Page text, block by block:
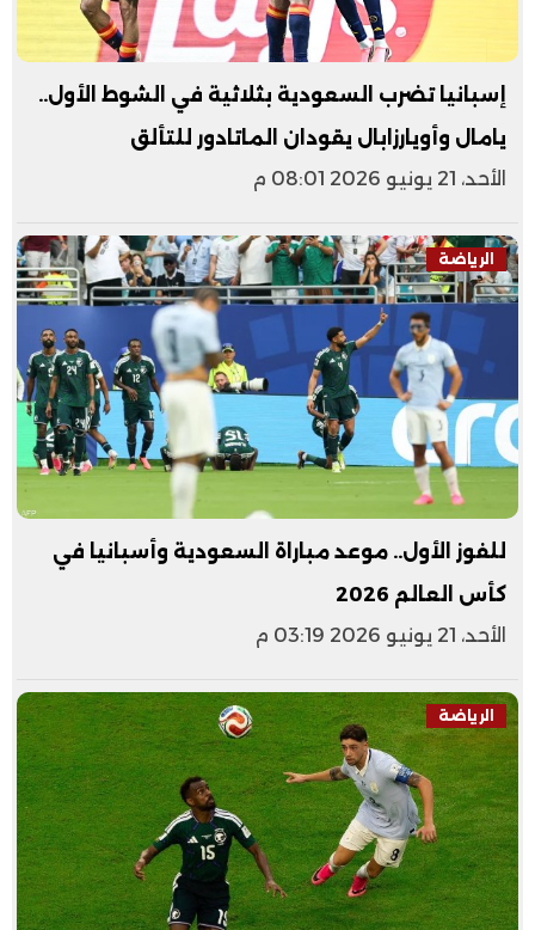
إسبانيا تضرب السعودية بثلاثية في الشوط الأول..
يامال وأويارزابال يقودان الماتادور للتألق
الأحد، 21 يونيو 2026 08:01 م
الرياضة
للفوز الأول.. موعد مباراة السعودية وأسبانيا في
كأس العالم 2026
الأحد، 21 يونيو 2026 03:19 م
الرياضة